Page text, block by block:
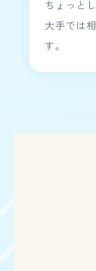
ちょっと
大手では
す。